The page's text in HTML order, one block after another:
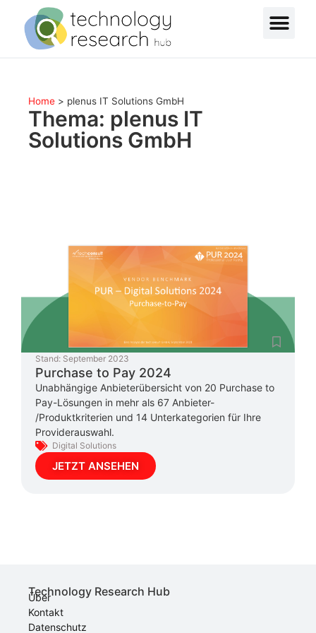
Home > plenus IT Solutions GmbH
Thema: plenus IT
Solutions GmbH
Stand: September 2023
Purchase to Pay 2024
Unabhängige Anbieterübersicht von 20 Purchase to
Pay-Lösungen in mehr als 67 Anbieter-
/Produktkriterien und 14 Unterkategorien für Ihre
Providerauswahl.
Digital Solutions
JETZT ANSEHEN
Technology Research Hub
Über
Kontakt
Datenschutz